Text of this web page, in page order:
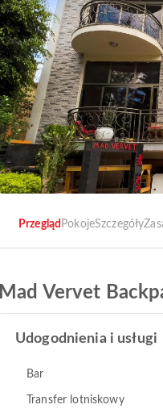
Przegląd PokojeSzczegóły
Mad Vervet
Udogodnienia i usługi
Bar
Transfer lotniskowy